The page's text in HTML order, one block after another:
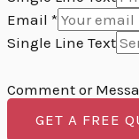
Email *
Single Line Text
Comment or
GET A FREE